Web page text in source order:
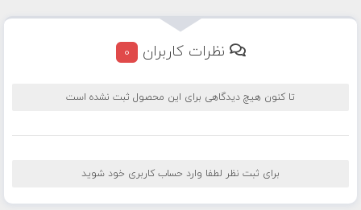
نظرات کاربران 0
تا کنون هیچ دیدگاهی برای این محصول ثبت نشده است
برای ثبت نظر لطفا وارد حساب کاربری خود شوید